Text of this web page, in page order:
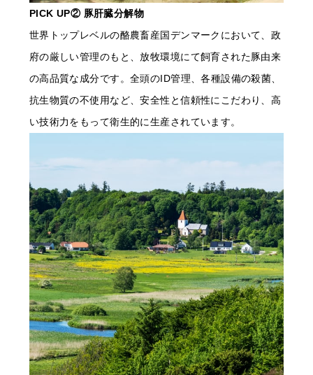
PICK UP② 豚肝臓分解物
世界トップレベルの酪農畜産国デンマークにおいて、政
府の厳しい管理のもと、放牧環境にて飼育された豚由来
の高品質な成分です。全頭のID管理、各種設備の殺菌、
抗生物質の不使用など、安全性と信頼性にこだわり、高
い技術力をもって衛生的に生産されています。